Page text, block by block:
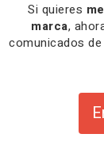
Si quieres
marca,
comunicados